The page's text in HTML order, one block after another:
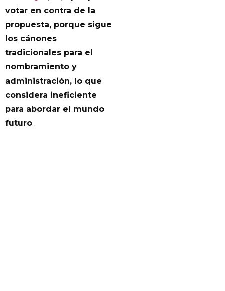
votar en contra de la
propuesta, porque sigue
los cánones
tradicionales para el
nombramiento y
administración, lo que
considera ineficiente
para abordar el mundo
futuro.